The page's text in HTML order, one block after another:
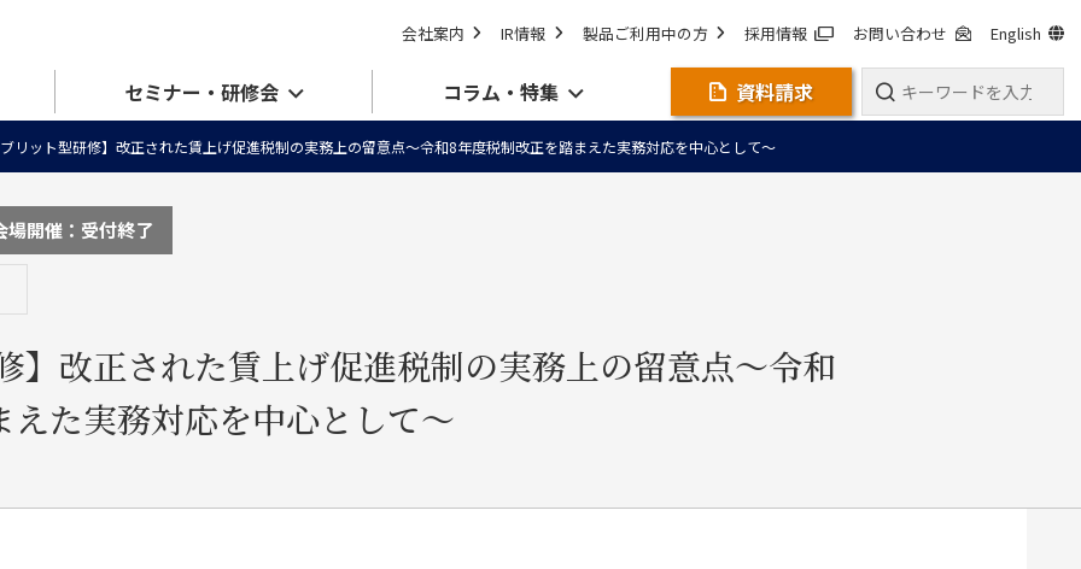
会社案内 IR情報 製品ご利用中の方 採用情報 お問い合わせ English
セミナー・研修会 コラム・特集 資料請求
リット型研修】改正された賃上げ促進税制の実務上の留意点～令和8年度税制改正を踏まえた実務対応を中心として～
場開催：受付終了
】改正された賃上げ促進税制の実務上の留意点～令和
た実務対応を中心として～